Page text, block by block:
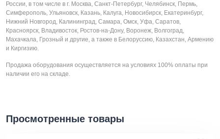
России, в том числе в г. Москва, Санкт-Петербург, Челябинск, Пермь,
Симферополь, Ульяновск, Казань, Калуга, Новосибирск, Екатеринбург,
Нижний Новгород, Калининград, Самара, Омск, Уфа, Саратов,
Красноярск, Владивосток, Ростов-на-Дону, Воронеж, Волгоград,
Махачкала, Грозный и другие, а также в Белоруссию, Казахстан, Армению
и Киргизию.
Продажа оборудования осуществляется на условиях 100% оплаты при
наличии его на складе.
Просмотренные товары